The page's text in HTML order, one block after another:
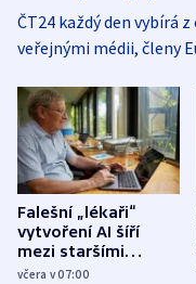
ČT24 každý den vybírá
veřejnými médii, členy
Falešní „lékaři“
vytvoření AI šíří
mezi staršími
Poláky nebezpečné
včera v 07:00